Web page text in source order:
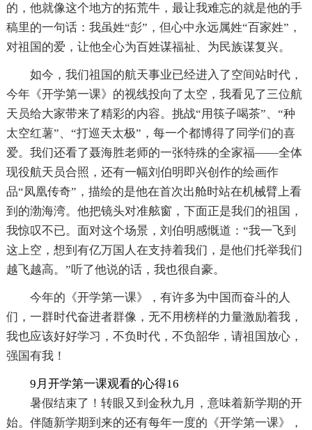
的，他就像这个地方的拓荒牛，最让我难忘的就是他的手
稿里的一句话：我虽姓“彭”，但心中永远属姓“百家姓”，
对祖国的爱，让他全心为百姓谋福祉、为民族谋复兴。
如今，我们祖国的航天事业已经进入了空间站时代，
今年《开学第一课》的视线投向了太空，我看见了三位航
天员给大家带来了精彩的内容。挑战“用筷子喝茶”、“种
太空红薯”、“打巡天太极”，每一个都博得了同学们的喜
爱。我们还看了聂海胜老师的一张特殊的全家福——全体
现役航天员合照，还有一幅刘伯明即兴创作的绘画作
品“凤凰传奇”，描绘的是他在首次出舱时站在机械臂上看
到的渤海湾。他把镜头对准舷窗，下面正是我们的祖国，
我惊叹不已。面对这个场景，刘伯明感慨道：“我一飞到
这上空，想到有亿万国人在支持着我们，是他们托举我们
越飞越高。”听了他说的话，我也很自豪。
今年的《开学第一课》，有许多为中国而奋斗的人
们，一群时代奋进者群像，无不用榜样的力量激励着我，
我也应该好好学习，不负时代，不负韶华，请祖国放心，
强国有我！
9月开学第一课观看的心得16
暑假结束了！转眼又到金秋九月，意味着新学期的开
始。伴随新学期到来的还有每年一度的《开学第一课》，